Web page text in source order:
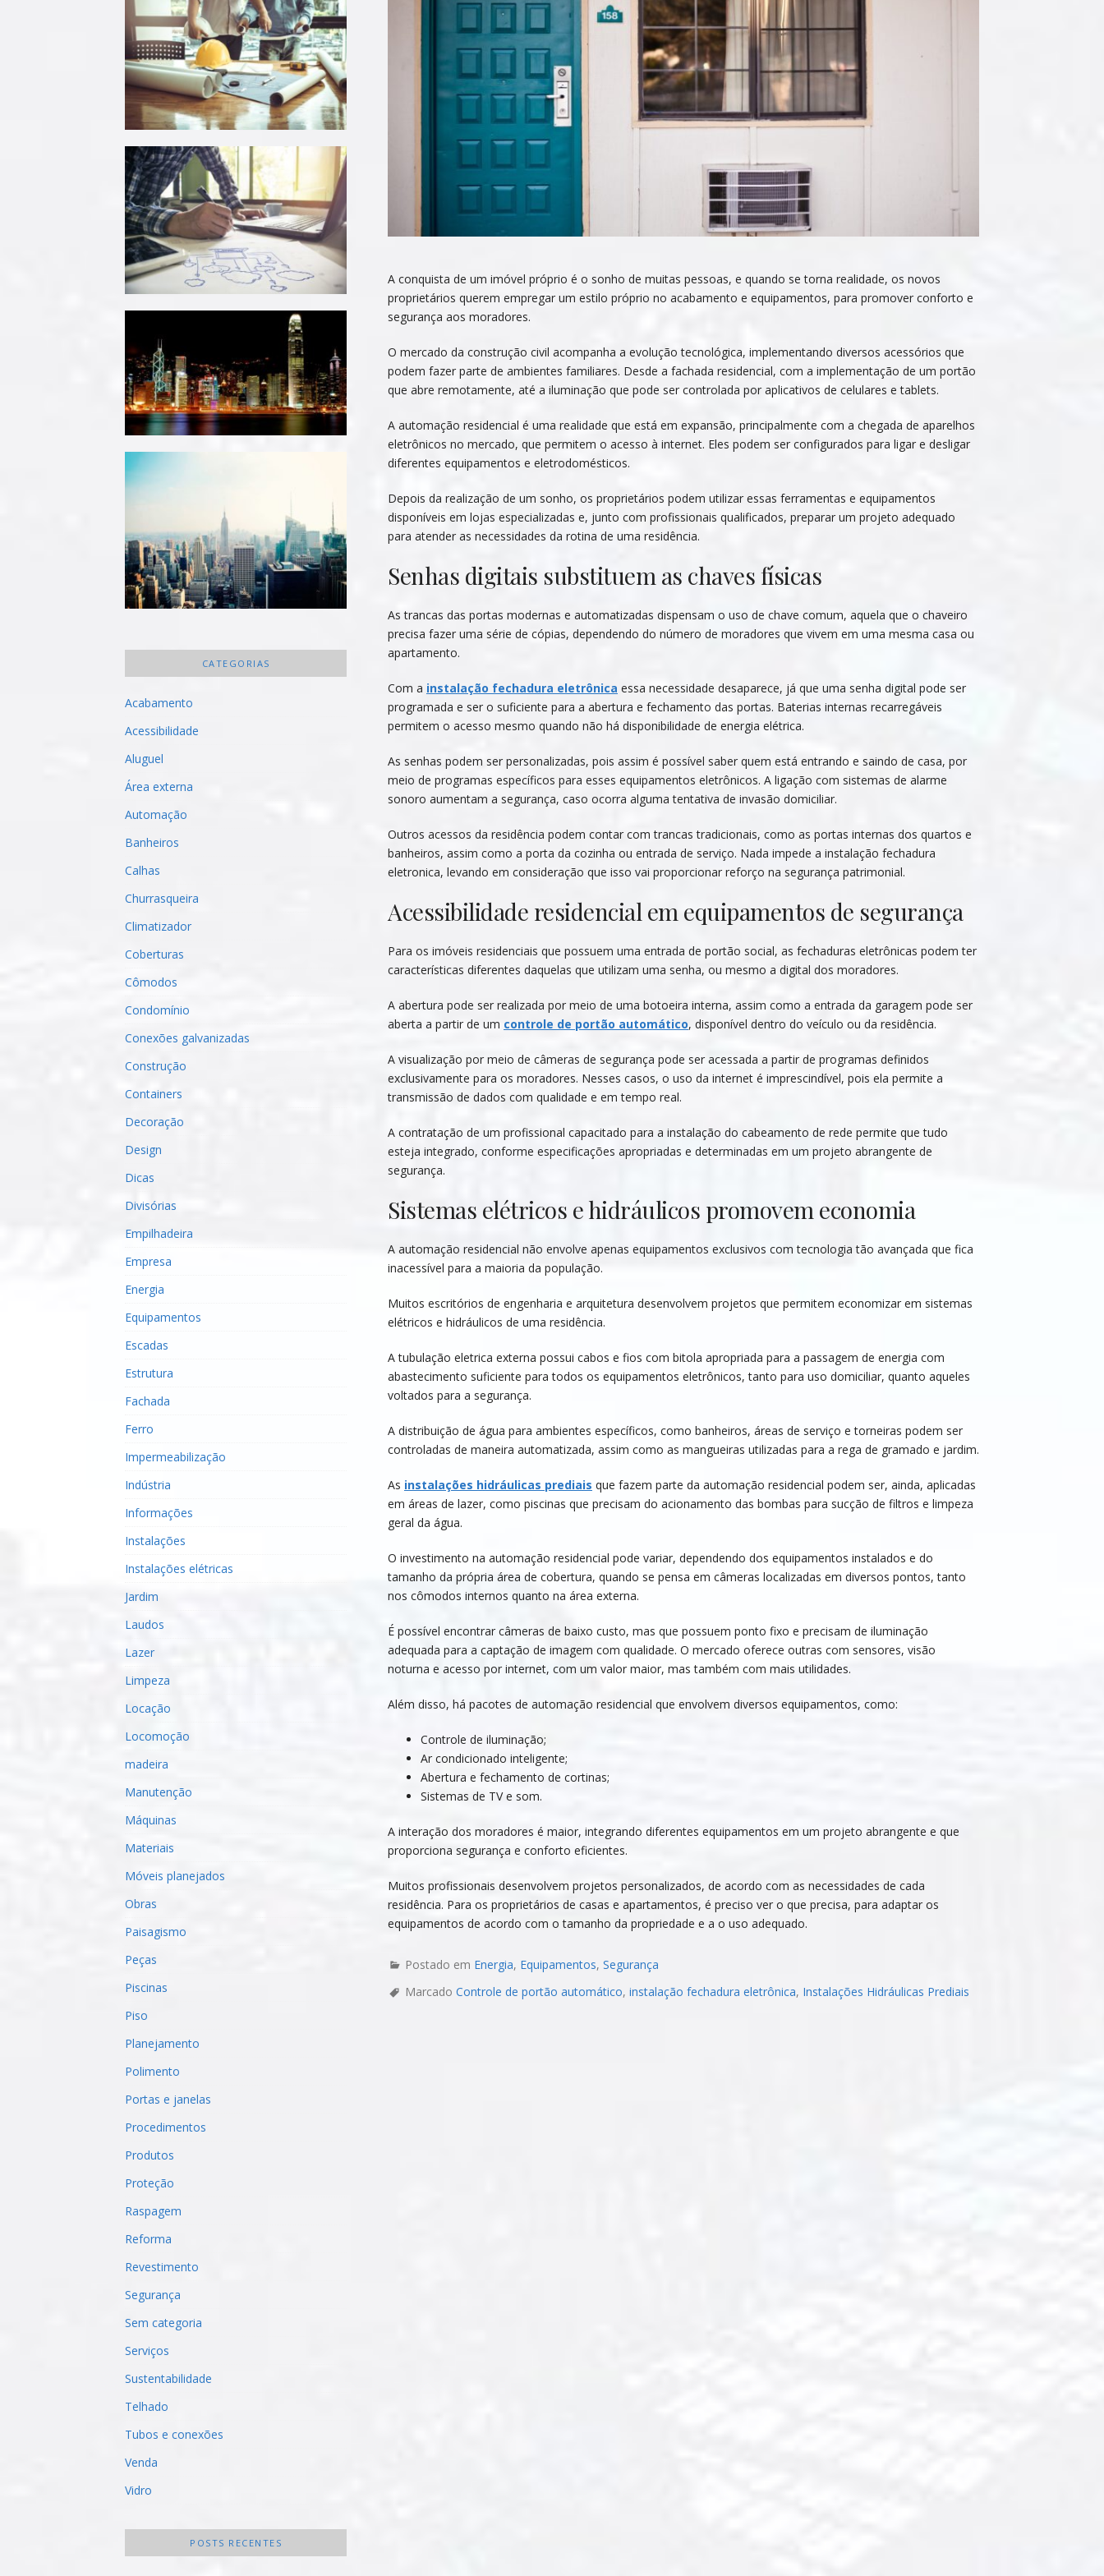
A conquista de um imóvel próprio é o sonho de muitas pessoas, e quando se torna realidade, os novos
proprietários querem empregar um estilo próprio no acabamento e equipamentos, para promover conforto e
segurança aos moradores.
O mercado da construção civil acompanha a evolução tecnológica, implementando diversos acessórios que
podem fazer parte de ambientes familiares. Desde a fachada residencial, com a implementação de um portão
que abre remotamente, até a iluminação que pode ser controlada por aplicativos de celulares e tablets.
A automação residencial é uma realidade que está em expansão, principalmente com a chegada de aparelhos
eletrônicos no mercado, que permitem o acesso à internet. Eles podem ser configurados para ligar e desligar
diferentes equipamentos e eletrodomésticos.
Depois da realização de um sonho, os proprietários podem utilizar essas ferramentas e equipamentos
disponíveis em lojas especializadas e, junto com profissionais qualificados, preparar um projeto adequado
para atender as necessidades da rotina de uma residência.
Senhas digitais substituem as chaves físicas
As trancas das portas modernas e automatizadas dispensam o uso de chave comum, aquela que o chaveiro
precisa fazer uma série de cópias, dependendo do número de moradores que vivem em uma mesma casa ou
apartamento.
Com a instalação fechadura eletrônica essa necessidade desaparece, já que uma senha digital pode ser
programada e ser o suficiente para a abertura e fechamento das portas. Baterias internas recarregáveis
permitem o acesso mesmo quando não há disponibilidade de energia elétrica.
As senhas podem ser personalizadas, pois assim é possível saber quem está entrando e saindo de casa, por
meio de programas específicos para esses equipamentos eletrônicos. A ligação com sistemas de alarme
sonoro aumentam a segurança, caso ocorra alguma tentativa de invasão domiciliar.
Outros acessos da residência podem contar com trancas tradicionais, como as portas internas dos quartos e
banheiros, assim como a porta da cozinha ou entrada de serviço. Nada impede a instalação fechadura
eletronica, levando em consideração que isso vai proporcionar reforço na segurança patrimonial.
Acessibilidade residencial em equipamentos de segurança
Para os imóveis residenciais que possuem uma entrada de portão social, as fechaduras eletrônicas podem ter
características diferentes daquelas que utilizam uma senha, ou mesmo a digital dos moradores.
A abertura pode ser realizada por meio de uma botoeira interna, assim como a entrada da garagem pode ser
aberta a partir de um controle de portão automático, disponível dentro do veículo ou da residência.
A visualização por meio de câmeras de segurança pode ser acessada a partir de programas definidos
exclusivamente para os moradores. Nesses casos, o uso da internet é imprescindível, pois ela permite a
transmissão de dados com qualidade e em tempo real.
A contratação de um profissional capacitado para a instalação do cabeamento de rede permite que tudo
esteja integrado, conforme especificações apropriadas e determinadas em um projeto abrangente de
segurança.
Sistemas elétricos e hidráulicos promovem economia
A automação residencial não envolve apenas equipamentos exclusivos com tecnologia tão avançada que fica
inacessível para a maioria da população.
Muitos escritórios de engenharia e arquitetura desenvolvem projetos que permitem economizar em sistemas
elétricos e hidráulicos de uma residência.
A tubulação eletrica externa possui cabos e fios com bitola apropriada para a passagem de energia com
abastecimento suficiente para todos os equipamentos eletrônicos, tanto para uso domiciliar, quanto aqueles
voltados para a segurança.
A distribuição de água para ambientes específicos, como banheiros, áreas de serviço e torneiras podem ser
controladas de maneira automatizada, assim como as mangueiras utilizadas para a rega de gramado e jardim.
As instalações hidráulicas prediais que fazem parte da automação residencial podem ser, ainda, aplicadas
em áreas de lazer, como piscinas que precisam do acionamento das bombas para sucção de filtros e limpeza
geral da água.
O investimento na automação residencial pode variar, dependendo dos equipamentos instalados e do
tamanho da própria área de cobertura, quando se pensa em câmeras localizadas em diversos pontos, tanto
nos cômodos internos quanto na área externa.
É possível encontrar câmeras de baixo custo, mas que possuem ponto fixo e precisam de iluminação
adequada para a captação de imagem com qualidade. O mercado oferece outras com sensores, visão
noturna e acesso por internet, com um valor maior, mas também com mais utilidades.
Além disso, há pacotes de automação residencial que envolvem diversos equipamentos, como:
Controle de iluminação;
Ar condicionado inteligente;
Abertura e fechamento de cortinas;
Sistemas de TV e som.
A interação dos moradores é maior, integrando diferentes equipamentos em um projeto abrangente e que
proporciona segurança e conforto eficientes.
Muitos profissionais desenvolvem projetos personalizados, de acordo com as necessidades de cada
residência. Para os proprietários de casas e apartamentos, é preciso ver o que precisa, para adaptar os
equipamentos de acordo com o tamanho da propriedade e a o uso adequado.
Postado em Energia, Equipamentos, Segurança
Marcado Controle de portão automático, instalação fechadura eletrônica, Instalações Hidráulicas Prediais
CATEGORIAS
Acabamento
Acessibilidade
Aluguel
Área externa
Automação
Banheiros
Calhas
Churrasqueira
Climatizador
Coberturas
Cômodos
Condomínio
Conexões galvanizadas
Construção
Containers
Decoração
Design
Dicas
Divisórias
Empilhadeira
Empresa
Energia
Equipamentos
Escadas
Estrutura
Fachada
Ferro
Impermeabilização
Indústria
Informações
Instalações
Instalações elétricas
Jardim
Laudos
Lazer
Limpeza
Locação
Locomoção
madeira
Manutenção
Máquinas
Materiais
Móveis planejados
Obras
Paisagismo
Peças
Piscinas
Piso
Planejamento
Polimento
Portas e janelas
Procedimentos
Produtos
Proteção
Raspagem
Reforma
Revestimento
Segurança
Sem categoria
Serviços
Sustentabilidade
Telhado
Tubos e conexões
Venda
Vidro
POSTS RECENTES